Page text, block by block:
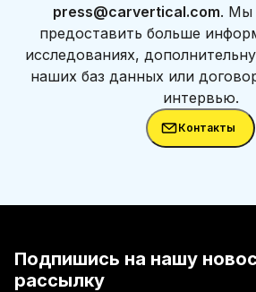
press@carvertical.com. Мы
предоставить больше
исследованиях,
наших баз данных или
интервью.
Контакты
Подпишись на нашу
рассылку